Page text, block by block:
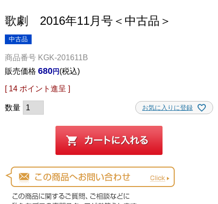
歌劇 2016年11月号＜中古品＞
中古品
商品番号 KGK-201611B
販売価格 680 税込
[ 14 ポイント進呈 ]
お気に入りに登録